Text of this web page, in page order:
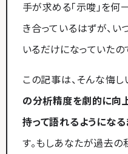
手が求める「示唆」を何
き合っているはずが、
いるだけになっていたの
この記事は、そんな悔し
の分析精度を劇的に向
持って語れるようになる
す。もしあなたが過去の